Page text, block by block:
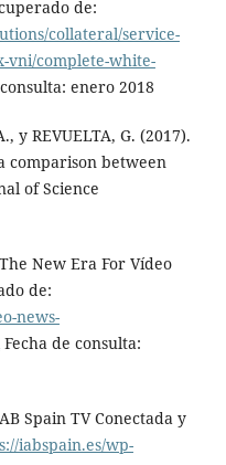
de:
collateral/service-
vni/complete-white-
enero 2018
y REVUELTA, G. (2017).
comparison between
of Science
New Era For Vídeo
de:
news-
Fecha de consulta:
Spain TV Conectada y
iabspain.es/wp-